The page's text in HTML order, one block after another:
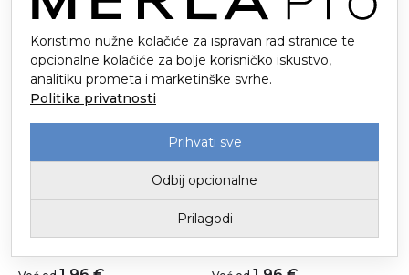
Salveta
Koristimo nužne kolačiće za ispravan rad stranice te
opcionalne kolačiće za bolje korisničko iskustvo,
analitiku prometa i marketinške svrhe.
Politika privatnosti
Prihvati sve
Odbij opcionalne
Prilagodi